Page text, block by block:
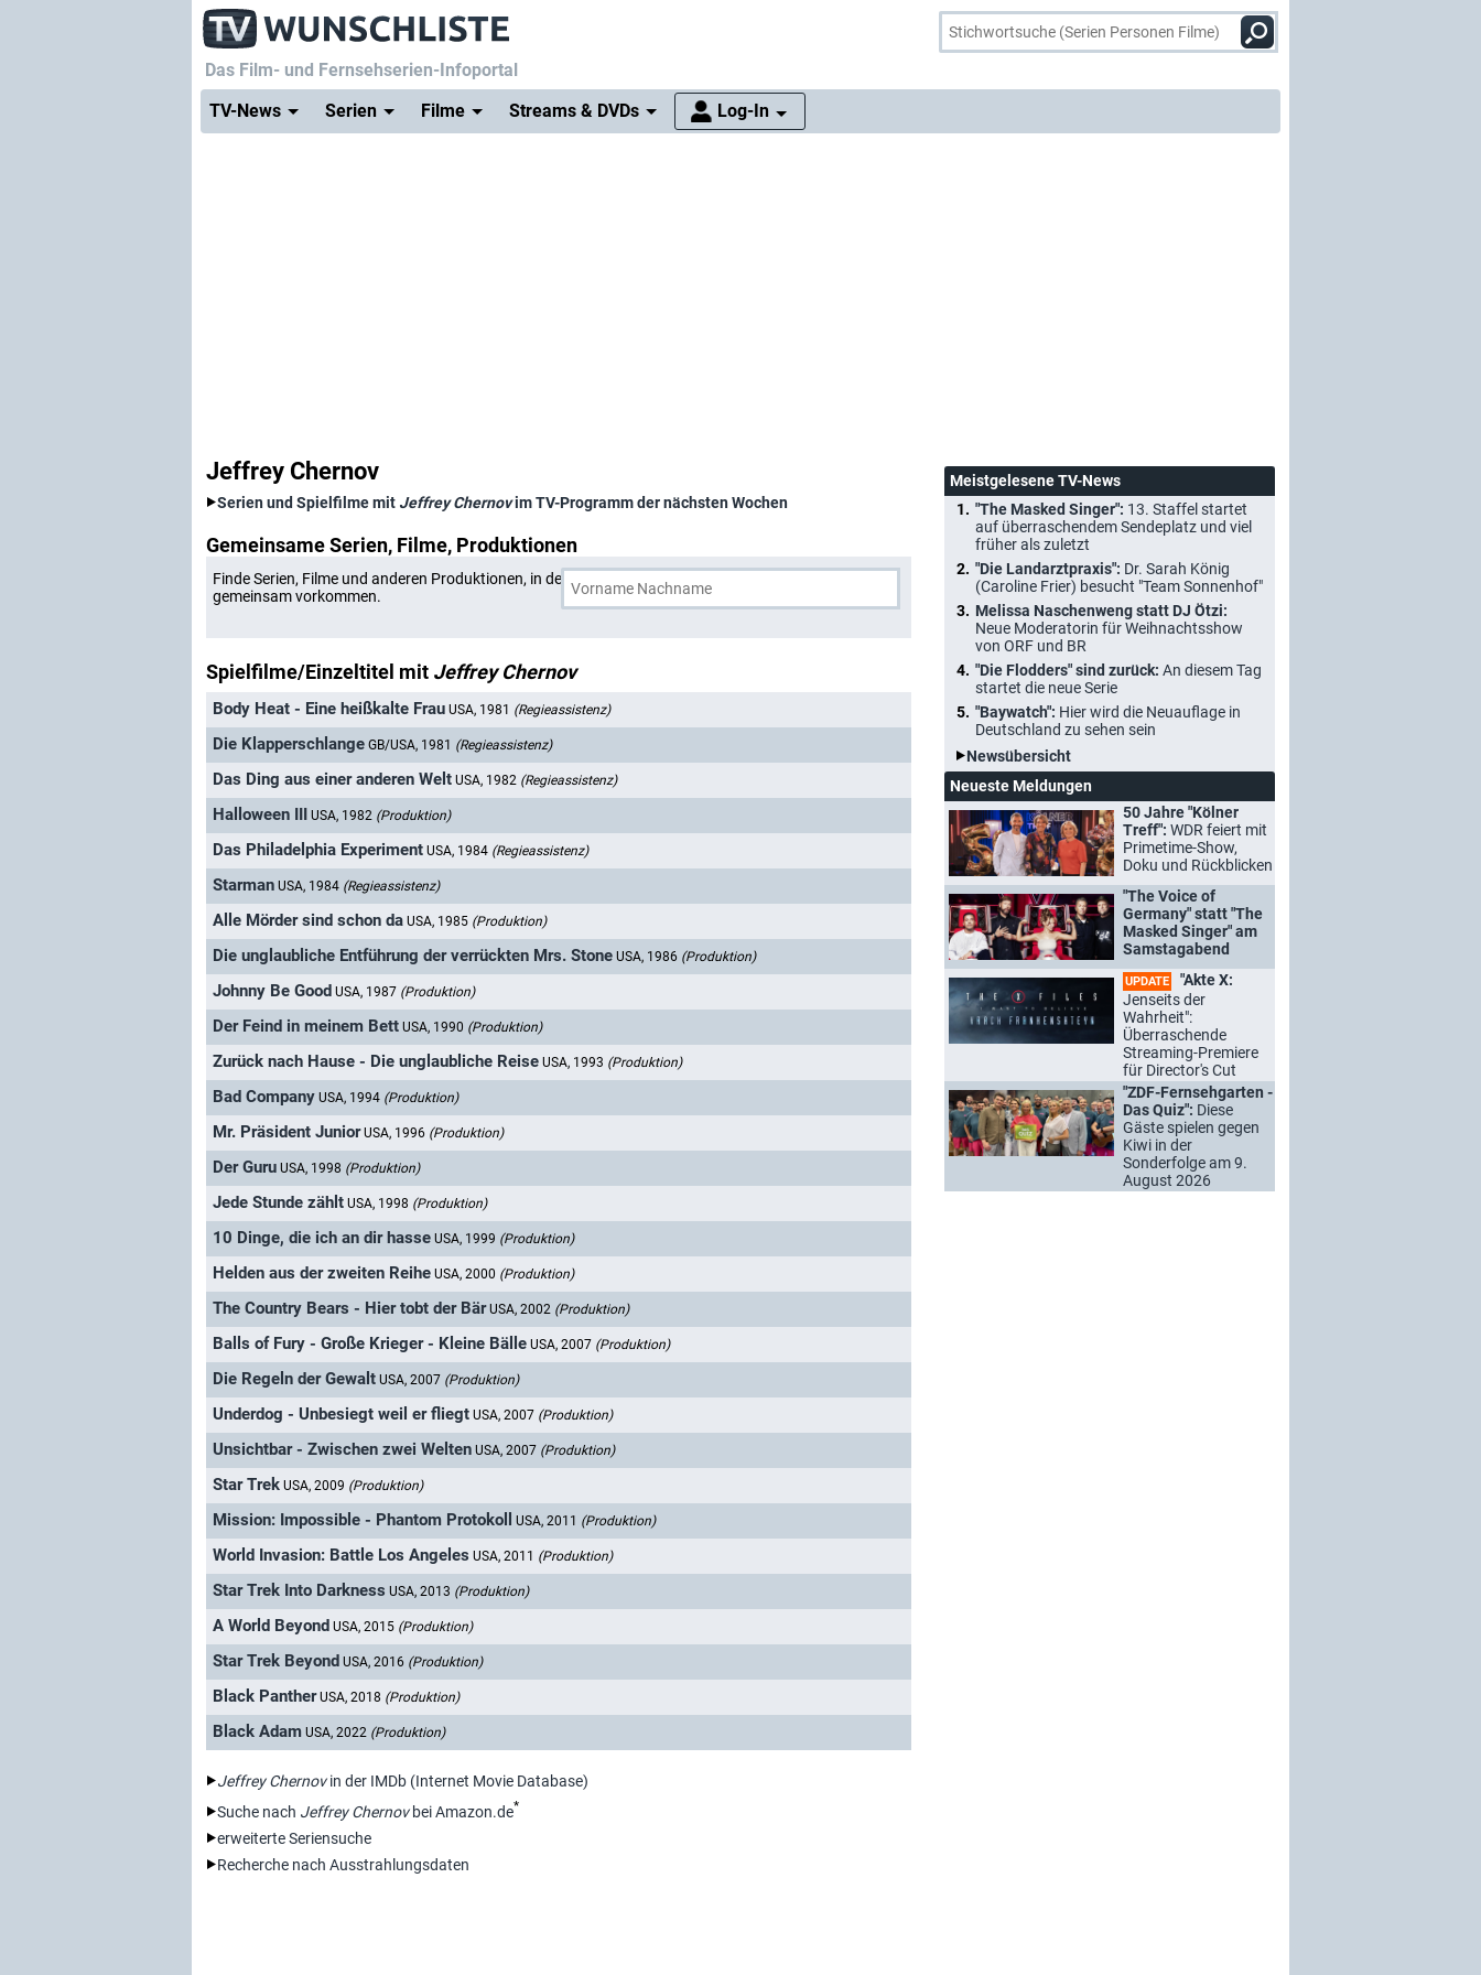
Das Film- und Fernsehserien-Infoportal
TV-News
Serien Filme Streams & DVDs Log-In
Jeffrey Chernov
Serien und Spielfilme mit Jeffrey Chernovim TV-Programm der nächsten Wochen
Gemeinsame Serien, Filme, Produktionen
Finde Serien, Filme und anderen Produktionen, in denen Jeffrey Chernov
gemeinsam vorkommen.
Spielfilme/Einzeltitel mit Jeffrey Chernov
Body Heat - Eine heißkalte Frau USA, 1981 (Regieassistenz)
Die Klapperschlange GB/USA, 1981 (Regieassistenz)
Das Ding aus einer anderen Welt USA, 1982 (Regieassistenz)
Halloween III USA, 1982 (Produktion)
Das Philadelphia Experiment USA, 1984 (Regieassistenz)
Starman USA, 1984 (Regieassistenz)
Alle Mörder sind schon da USA, 1985 (Produktion)
Die unglaubliche Entführung der verrückten Mrs. Stone USA, 1986 (Produktion)
Johnny Be Good USA, 1987 (Produktion)
Der Feind in meinem Bett USA, 1990 (Produktion)
Zurück nach Hause - Die unglaubliche Reise USA, 1993 (Produktion)
Bad Company USA, 1994 (Produktion)
Mr. Präsident Junior USA, 1996 (Produktion)
Der Guru USA, 1998 (Produktion)
Jede Stunde zählt USA, 1998 (Produktion)
10 Dinge, die ich an dir hasse USA, 1999 (Produktion)
Helden aus der zweiten Reihe USA, 2000 (Produktion)
The Country Bears - Hier tobt der Bär USA, 2002 (Produktion)
Balls of Fury - Große Krieger - Kleine Bälle USA, 2007 (Produktion)
Die Regeln der Gewalt USA, 2007 (Produktion)
Underdog - Unbesiegt weil er fliegt USA, 2007 (Produktion)
Unsichtbar - Zwischen zwei Welten USA, 2007 (Produktion)
Star Trek USA, 2009 (Produktion)
Mission: Impossible - Phantom Protokoll USA, 2011 (Produktion)
World Invasion: Battle Los Angeles USA, 2011 (Produktion)
Star Trek Into Darkness USA, 2013 (Produktion)
A World Beyond USA, 2015 (Produktion)
Star Trek Beyond USA, 2016 (Produktion)
Black Panther USA, 2018 (Produktion)
Black Adam USA, 2022 (Produktion)
Jeffrey Chernovin der IMDb (Internet Movie Database)
Suche nach Jeffrey Chernovbei Amazon.de*
erweiterte Seriensuche
Recherche nach Ausstrahlungsdaten
Meistgelesene TV-News
"The Masked Singer": 13. Staffel startet
auf überraschendem Sendeplatz und viel
früher als zuletzt
"Die Landarztpraxis": Dr. Sarah König
(Caroline Frier) besucht "Team Sonnenhof"
Melissa Naschenweng statt DJ Ötzi:
Neue Moderatorin für Weihnachtsshow
von ORF und BR
"Die Flodders" sind zurück: An diesem Tag
startet die neue Serie
"Baywatch": Hier wird die Neuauflage in
Deutschland zu sehen sein
Newsübersicht
Neueste Meldungen
50 Jahre "Kölner
Treff": WDR feiert mit
Primetime-Show,
Doku und Rückblicken
"The Voice of
Germany" statt "The
Masked Singer" am
Samstagabend
UPDATE
"Akte X:
Jenseits der
Wahrheit":
Überraschende
Streaming-Premiere
für Director's Cut
"ZDF-Fernsehgarten -
Das Quiz": Diese
Gäste spielen gegen
Kiwi in der
Sonderfolge am 9.
August 2026